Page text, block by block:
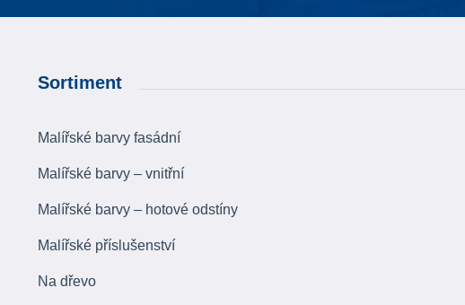
Sortiment
Malířské barvy fasádní
Malířské barvy – vnitřní
Malířské barvy – hotové odstíny
Malířské příslušenství
Na dřevo